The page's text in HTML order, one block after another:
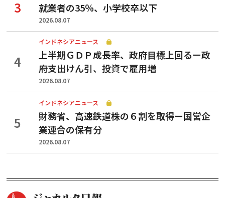
就業者の35％、小学校卒以下
2026.08.07
インドネシアニュース
上半期ＧＤＰ成長率、政府目標上回るー政
府支出けん引、投資で雇用増
2026.08.07
インドネシアニュース
財務省、高速鉄道株の６割を取得ー国営企
業連合の保有分
2026.08.07